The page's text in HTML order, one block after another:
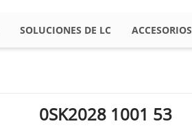
SOLUCIONES DE LC ACCESORIOS
0SK2028 1001 53